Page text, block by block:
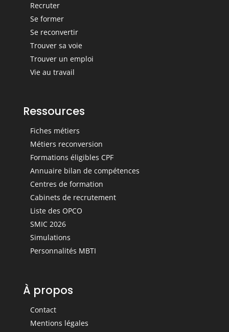
Recruter
Se former
Se reconvertir
Trouver sa voie
Trouver un emploi
Vie au travail
Ressources
Fiches métiers
Métiers reconversion
Formations éligibles CPF
Annuaire bilan de compétences
Centres de formation
Cabinets de recrutement
Liste des OPCO
SMIC 2026
Simulations
Personnalités MBTI
À propos
Contact
Mentions légales